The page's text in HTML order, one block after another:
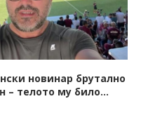
ТЕПАЧКА ВО АВИОН НА
МЕТРИ: Пилотот...